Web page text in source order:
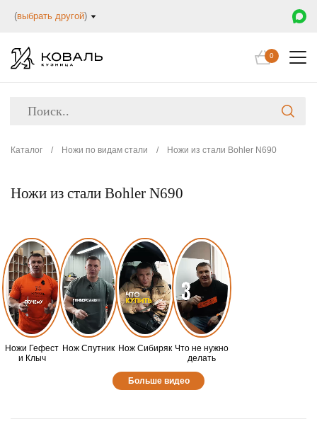
(выбрать другой)
0
Каталог / Ножи по видам стали / Ножи из стали Bohler N690
Ножи из стали Bohler N690
Ножи Гефест
и Клыч
Нож Спутник Нож Сибиряк Что не нужно
делать
Больше видео